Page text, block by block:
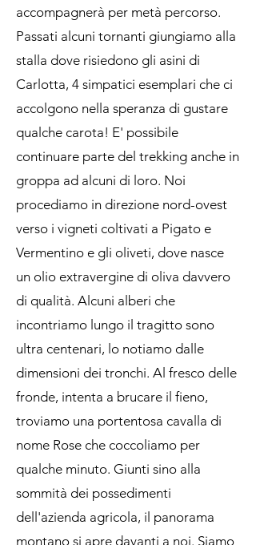
accompagnerà per metà percorso.
Passati alcuni tornanti giungiamo alla
stalla dove risiedono gli asini di
Carlotta, 4 simpatici esemplari che ci
accolgono nella speranza di gustare
qualche carota! E' possibile
continuare parte del trekking anche in
groppa ad alcuni di loro. Noi
procediamo in direzione nord-ovest
verso i vigneti coltivati a Pigato e
Vermentino e gli oliveti, dove nasce
un olio extravergine di oliva davvero
di qualità. Alcuni alberi che
incontriamo lungo il tragitto sono
ultra centenari, lo notiamo dalle
dimensioni dei tronchi. Al fresco delle
fronde, intenta a brucare il fieno,
troviamo una portentosa cavalla di
nome Rose che coccoliamo per
qualche minuto. Giunti sino alla
sommità dei possedimenti
dell'azienda agricola, il panorama
montano si apre davanti a noi. Siamo